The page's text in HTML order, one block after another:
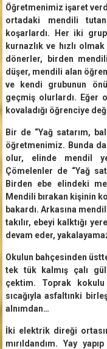
Öğretmenimiz işaret
ortadaki mendili
koşarlardı. Her iki
kurnazlık ve hızlı
dönerler, birden
düşer, mendili alan
ve kendi grubunun
geçmiş olurlardı. Eğer
kovaladığı öğrenciye
Bir de “Yağ satarım,
öğretmenimiz. Bunda
olur, elinde mendil
Çömelenler de “Yağ
Birden ebe elindeki
Mendili bırakan kişinin
bakardı. Arkasına
takılır, ebeyi kalktığı
devam eder,
Okulun bahçesinden
tek tük kalmış çalı
çektim. Toprak kokulu
sıcağıyla asfaltınki
alnımdan…
İki elektrik direği
mırıldandım. Yay